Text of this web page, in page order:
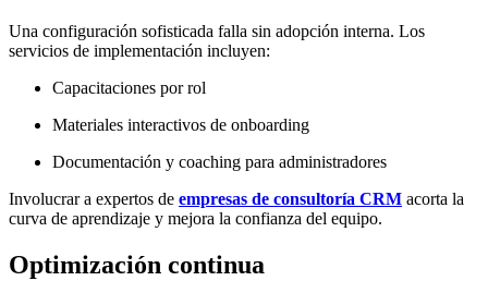
Una configuración sofisticada falla sin adopción interna. Los
servicios de implementación incluyen:
Capacitaciones por rol
Materiales interactivos de onboarding
Documentación y coaching para administradores
Involucrar a expertos de empresas de consultoría CRM acorta la
curva de aprendizaje y mejora la confianza del equipo.
Optimización continua